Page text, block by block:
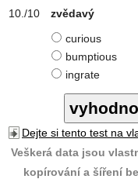
zvědavý
curious
bumptious
ingrate
Dejte si tento test na
Veškerá data jsou
kopírování a šíření